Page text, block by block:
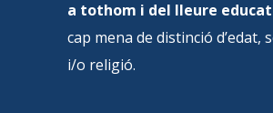
a tothom i del lleure
cap mena de distinció d’edat,
i/o religió.